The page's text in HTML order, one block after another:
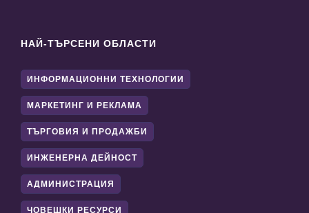
НАЙ-ТЪРСЕНИ ОБЛАСТИ
ИНФОРМАЦИОННИ ТЕХНОЛОГИИ
МАРКЕТИНГ И РЕКЛАМА
ТЪРГОВИЯ И ПРОДАЖБИ
ИНЖЕНЕРНА ДЕЙНОСТ
АДМИНИСТРАЦИЯ
ЧОВЕШКИ РЕСУРСИ